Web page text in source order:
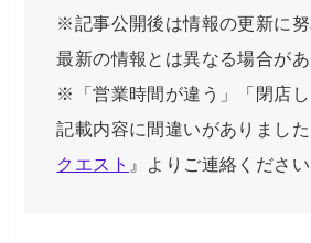
※記事公開後は情報の更新に努
最新の情報とは異なる場合があ
※「営業時間が違う」「閉店し
記載内容に間違いがありまし
クエスト 』よりご連絡ください